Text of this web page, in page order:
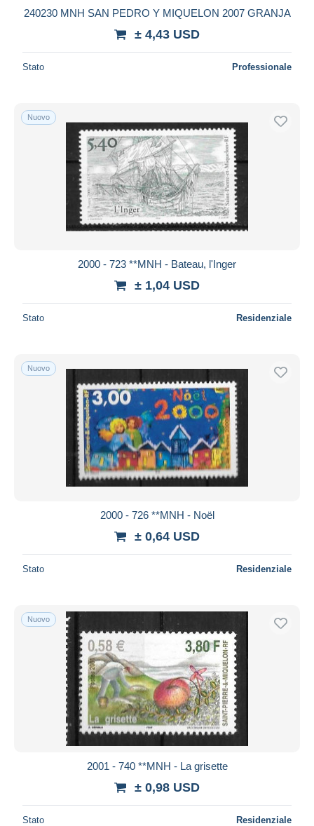
240230 MNH SAN PEDRO Y MIQUELON 2007 GRANJA
± 4,43 USD
Stato Professionale
Nuovo
2000 - 723 **MNH - Bateau, l'Inger
± 1,04 USD
Stato Residenziale
Nuovo
2000 - 726 **MNH - Noël
± 0,64 USD
Stato Residenziale
Nuovo
2001 - 740 **MNH - La grisette
± 0,98 USD
Stato Residenziale